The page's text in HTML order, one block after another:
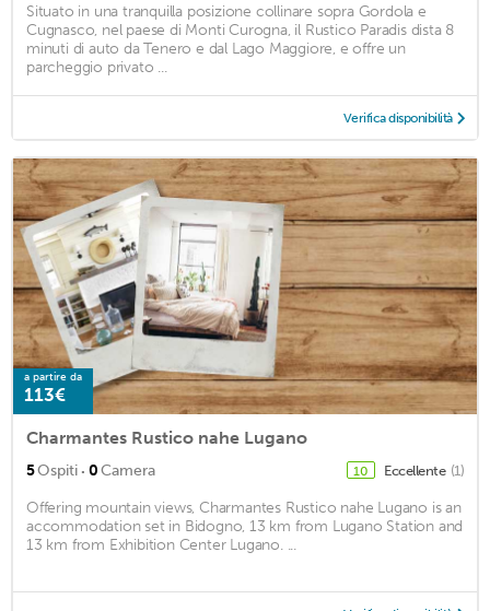
Situato in una tranquilla posizione collinare sopra Gordola e
Cugnasco, nel paese di Monti Curogna, il Rustico Paradis dista 8
minuti di auto da Tenero e dal Lago Maggiore, e offre un
parcheggio privato ...
Verifica disponibilità
a partire da
113€
Charmantes Rustico nahe Lugano
5Ospiti · 0Camera 10 Eccellente (1)
Offering mountain views, Charmantes Rustico nahe Lugano is an
accommodation set in Bidogno, 13 km from Lugano Station and
13 km from Exhibition Center Lugano. ...